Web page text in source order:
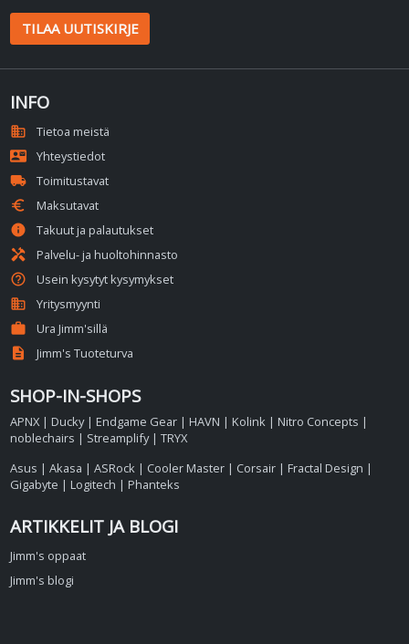
TILAA UUTISKIRJE
INFO
domain
Tietoa meistä
contact_mail
Yhteystiedot
local_shipping
Toimitustavat
euro
Maksutavat
info
Takuut ja palautukset
handyman
Palvelu- ja huoltohinnasto
help_outline
Usein kysytyt kysymykset
business
Yritysmyynti
work
Ura Jimm'sillä
description
Jimm's Tuoteturva
SHOP-IN-SHOPS
APNX | Ducky| Endgame Gear | HAVN | Kolink | Nitro Concepts |
noblechairs | Streamplify|TRYX
Asus |Akasa |ASRock | Cooler Master | Corsair | Fractal Design |
Gigabyte | Logitech | Phanteks
ARTIKKELIT JA BLOGI
Jimm's oppaat
Jimm's blogi